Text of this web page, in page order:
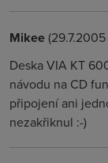
Mikee
Deska VIA KT
návodu na CD
připojení ani
nezakřiknul :-)